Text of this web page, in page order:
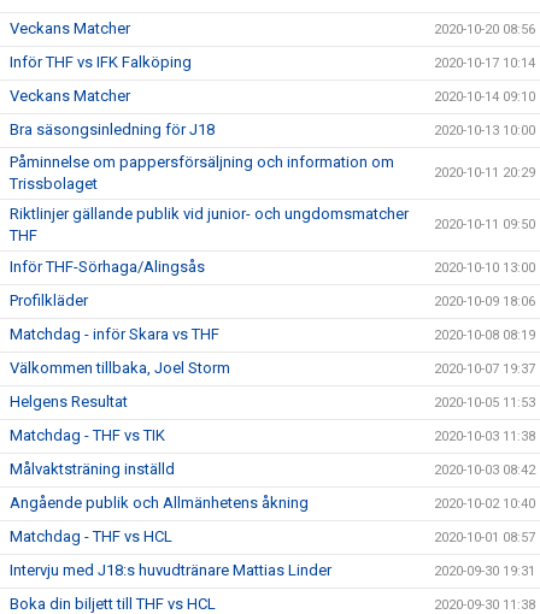
Veckans Matcher 2020-10-20 08:56
Inför THF vs IFK Falköping 2020-10-17 10:14
Veckans Matcher 2020-10-14 09:10
Bra säsongsinledning för J18 2020-10-13 10:00
Påminnelse om pappersförsäljning och information om
Trissbolaget
2020-10-11 20:29
Riktlinjer gällande publik vid junior- och ungdomsmatcher
THF
2020-10-11 09:50
Inför THF-Sörhaga/Alingsås 2020-10-10 13:00
Profilkläder 2020-10-09 18:06
Matchdag - inför Skara vs THF 2020-10-08 08:19
Välkommen tillbaka, Joel Storm 2020-10-07 19:37
Helgens Resultat 2020-10-05 11:53
Matchdag - THF vs TIK 2020-10-03 11:38
Målvaktsträning inställd 2020-10-03 08:42
Angående publik och Allmänhetens åkning 2020-10-02 10:40
Matchdag - THF vs HCL 2020-10-01 08:57
Intervju med J18:s huvudtränare Mattias Linder 2020-09-30 19:31
Boka din biljett till THF vs HCL 2020-09-30 11:38